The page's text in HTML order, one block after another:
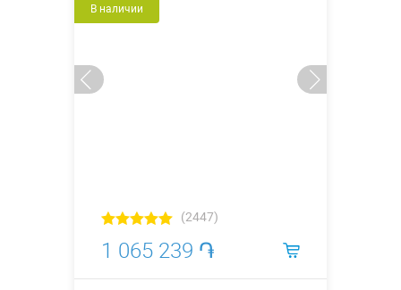
В наличии
(2447)
1 065 239 ֏